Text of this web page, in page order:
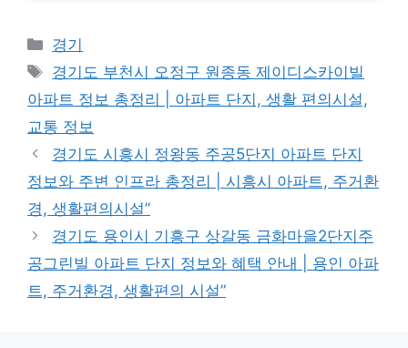
Categories
경기
Tags
경기도 부천시 오정구 원종동 제이디스카이빌
아파트 정보 총정리 | 아파트 단지, 생활 편의시설,
교통 정보
경기도 시흥시 정왕동 주공5단지 아파트 단지
정보와 주변 인프라 총정리 | 시흥시 아파트, 주거환
경, 생활편의시설”
경기도 용인시 기흥구 상갈동 금화마을2단지주
공그린빌 아파트 단지 정보와 혜택 안내 | 용인 아파
트, 주거환경, 생활편의 시설”